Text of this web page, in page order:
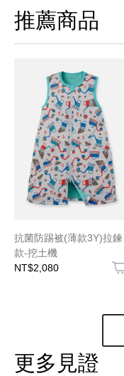
推薦商品
抗菌防踢被(薄款3Y)拉鍊
款-挖土機
NT$2,080
更多見證